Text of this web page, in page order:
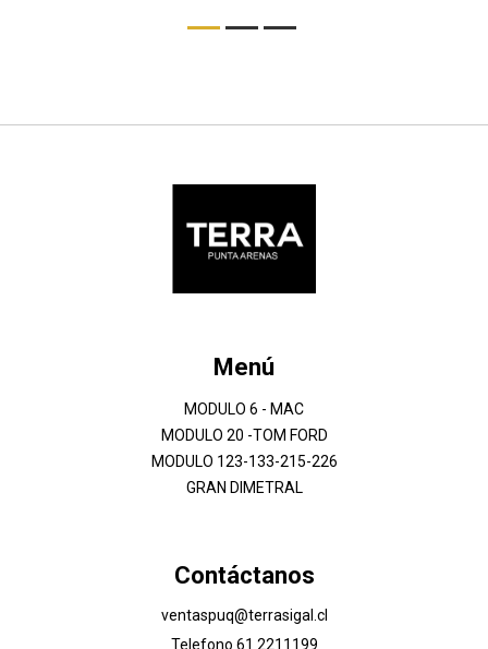
Menú
MODULO 6 - MAC
MODULO 20 -TOM FORD
MODULO 123-133-215-226
GRAN DIMETRAL
Contáctanos
ventaspuq@terrasigal.cl
Telefono 61 2211199